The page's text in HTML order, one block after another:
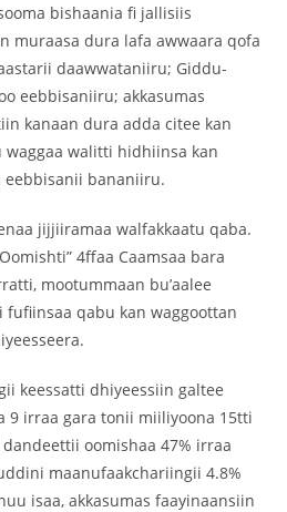
bishaania fi jallisiis
muraasa dura lafa awwaara qofa
daawwataniiru; Giddu-
eebbisaniiru; akkasumas
kanaan dura adda citee kan
walitti hidhiinsa kan
eebbisanii bananiiru.
jijjiiramaa walfakkaatu qaba.
4ffaa Caamsaa bara
mootummaan bu’aalee
qabu kan waggoottan
keessatti dhiyeessiin galtee
9 irraa gara tonii miiliyoona 15tti
oomishaa 47% irraa
maanufaakchariingii 4.8%
isaa, akkasumas faayinaansiin